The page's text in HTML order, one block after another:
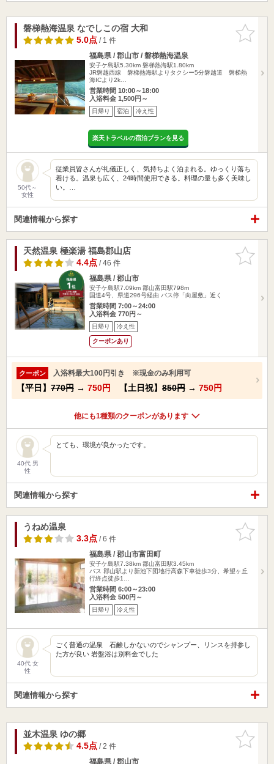
お気に入
りに追加
磐梯熱海温泉 なでしこの宿 大和
5.0点/ 1 件
福島県 / 郡山市 / 磐梯熱海温泉
安子ケ島駅5.30km 磐梯熱海駅1.80km
JR磐越西線 磐梯熱海駅よりタクシー5分磐越道 磐梯熱
海ICより2k…
営業時間 10:00～18:00
入浴料金 1,500円～
日帰り 宿泊 冷え性
楽天トラベルの宿泊プランを見る
50代～
女性
従業員皆さんが礼儀正しく、気持ちよく泊まれる。ゆっくり落ち
着ける。温泉も広く、24時間使用できる。料理の量も多く美味し
い。…
関連情報から探す
お気に入
りに追加
天然温泉 極楽湯 福島郡山店
4.4点/ 46 件
福島県 / 郡山市
安子ケ島駅7.09km 郡山富田駅798m
国道4号、県道296号経由 バス停「向屋敷」近く
営業時間 7:00～24:00
入浴料金 770円～
日帰り 冷え性
クーポンあり
クーポン 入浴料最大100円引き ※現金のみ利用可
【平日】 770円 → 750円 【土日祝】 850円 → 750円
他にも1種類のクーポンがあります
40代 男
性
とても、環境が良かったです。
関連情報から探す
お気に入
りに追加
うねめ温泉
3.3点/ 6 件
福島県 / 郡山市富田町
安子ケ島駅7.38km 郡山富田駅3.45km
バス 郡山駅より新池下団地行高森下車徒歩3分、希望ヶ丘
行終点徒歩1…
営業時間 6:00～23:00
入浴料金 500円～
日帰り 冷え性
40代 女
性
ごく普通の温泉 石鹸しかないのでシャンプー、リンスを持参し
た方が良い 岩盤浴は別料金でした
関連情報から探す
お気に入
りに追加
並木温泉 ゆの郷
4.5点/ 2 件
福島県 / 郡山市